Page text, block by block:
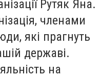
Рутяк Яна.
членами
які прагнуть
державі.
на